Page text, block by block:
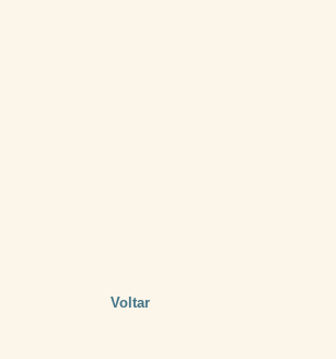
Voltar